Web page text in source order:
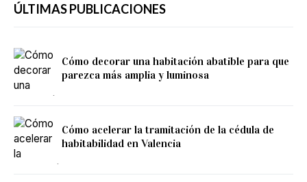
ÚLTIMAS PUBLICACIONES
Cómo decorar una habitación abatible para que
parezca más amplia y luminosa
Cómo acelerar la tramitación de la cédula de
habitabilidad en Valencia